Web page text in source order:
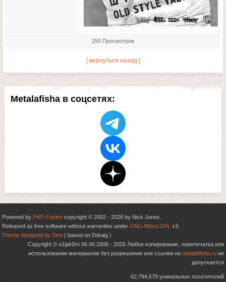
Metalafisha в соцсетях:
250 Просмотров
[ вернуться назад ]
Powered by PHP-Fusion copyright © 2002 - 2026 by Nick Jones.
Released as free software without warranties under GNU Affero GPL v3.
Theme designed by Dimi ( based on Ddraig )
Copyright © s1ipk0rn 06.06.2006 - 2026 Любое копирование, перепечатка или
использование материалов без разрешения или ссылки на metalafisha.ru не
допускается
62,794,679 уникальных посетителей